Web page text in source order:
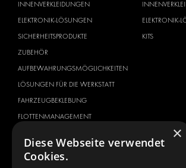
INNENVERKLEIDUNGEN
ELEKTRONIK-LÖSUNGEN
SICHERHEITSPRODUKTE
ZUBEHÖR
AUFBEWAHRUNGSMÖGLICHKEITEN
LÖSUNGEN FÜR DIE WERKSTATT
FAHRZEUGBEKLEBUNG
FLOTTENMANAGEMENT
ELEKTRONIK-
KITS
FAHRZEUGHERSTELLER
×
Diese Webseite verwendet
Cookies.